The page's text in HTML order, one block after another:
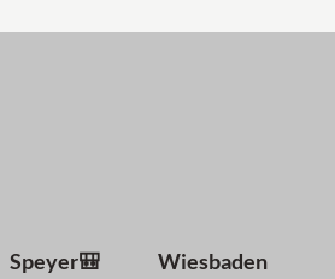
Speyer🎒
Wiesbaden